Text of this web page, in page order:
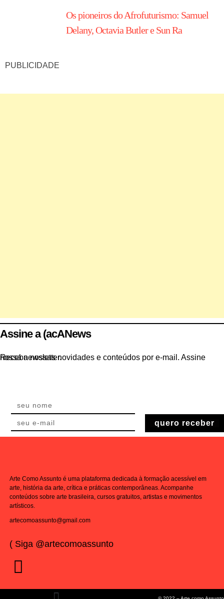
Os pioneiros do Afrofuturismo: Samuel
Delany, Octavia Butler e Sun Ra
PUBLICIDADE
Assine a (acANews
Receba nossas novidades e conteúdos por e-mail. Assine nossa newsletter.
quero receber
Arte Como Assunto é uma plataforma dedicada à formação acessível em
arte, história da arte, crítica e práticas contemporâneas. Acompanhe
conteúdos sobre arte brasileira, cursos gratuitos, artistas e movimentos
artísticos.
artecomoassunto@gmail.com
( Siga @artecomoassunto